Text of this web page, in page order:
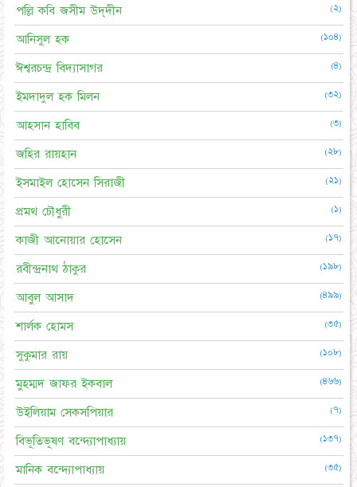
পল্লি কবি জসীম উদ্‌দীন (২)
আনিসুল হক (১০৪)
ঈশ্বরচন্দ্র বিদ্যাসাগর (৪)
ইমদাদুল হক মিলন (৩২)
আহসান হাবিব (৩)
জহির রায়হান (২৮)
ইসমাইল হোসেন সিরাজী (২১)
প্রমথ চৌধুরী (১)
কাজী আনোয়ার হোসেন (১৭)
রবীন্দ্রনাথ ঠাকুর (১৯৮)
আবুল আসাদ (৪৯৯)
শার্লক হোমস (৩৫)
সুকুমার রায় (১০৮)
মুহম্মদ জাফর ইকবাল (৪৬৬)
উইলিয়াম সেকসপিয়ার (৭)
বিভূতিভূষণ বন্দ্যোপাধ্যায় (১৩৭)
মানিক বন্দ্যোপাধ্যায় (৩৫)